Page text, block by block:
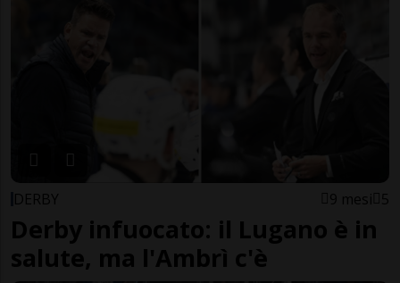
DERBY 9 mesi 5
Derby infuocato: il Lugano è in
salute, ma l'Ambrì c'è